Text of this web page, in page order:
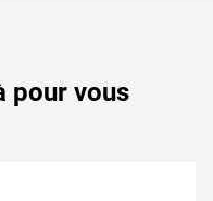
pour vous